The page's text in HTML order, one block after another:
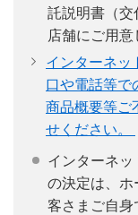
託説明書（交
店舗にご用意
インターネッ
口や電話等で
商品概要等ご
せください。
インターネ
の決定は、ホ
客さまご自身